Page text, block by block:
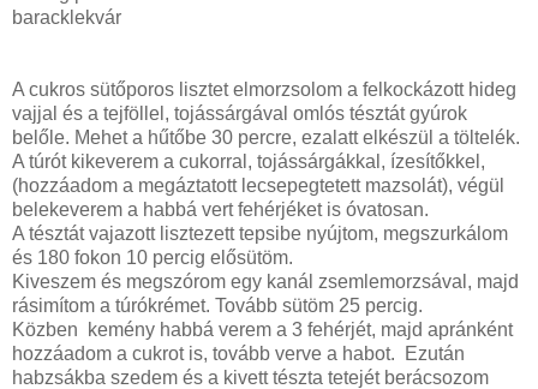
baracklekvár
A cukros sütőporos lisztet elmorzsolom a felkockázott hideg
vajjal és a tejföllel, tojássárgával omlós tésztát gyúrok
belőle. Mehet a hűtőbe 30 percre, ezalatt elkészül a töltelék.
A túrót kikeverem a cukorral, tojássárgákkal, ízesítőkkel,
(hozzáadom a megáztatott lecsepegtetett mazsolát), végül
belekeverem a habbá vert fehérjéket is óvatosan.
A tésztát vajazott lisztezett tepsibe nyújtom, megszurkálom
és 180 fokon 10 percig elősütöm.
Kiveszem és megszórom egy kanál zsemlemorzsával, majd
rásimítom a túrókrémet. Tovább sütöm 25 percig.
Közben kemény habbá verem a 3 fehérjét, majd apránként
hozzáadom a cukrot is, tovább verve a habot. Ezután
habzsákba szedem és a kivett tészta tetejét berácsozom